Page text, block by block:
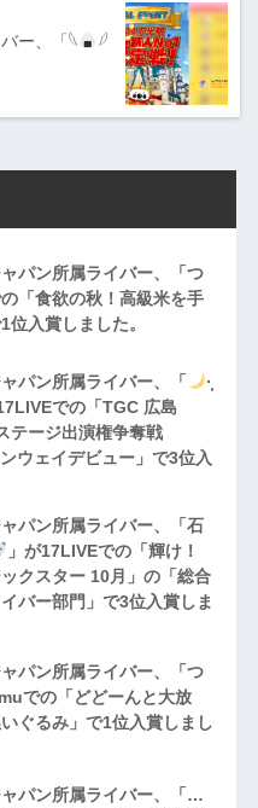
ー、「𓆩
𓆪
パン所属ライバー、「つ
「食欲の秋！高級米を手
位入賞しました。
パン所属ライバー、「
·̩͙
での「TGC 広島
テージ出演権争奪戦
ウェイデビュー」で3位入
パン所属ライバー、「石
」が17LIVEでの「輝け！
クスター 10月」の「総合
バー部門」で3位入賞しま
パン所属ライバー、「つ
での「どどーんと大放
ぐるみ」で1位入賞しまし
パン所属ライバー、「…